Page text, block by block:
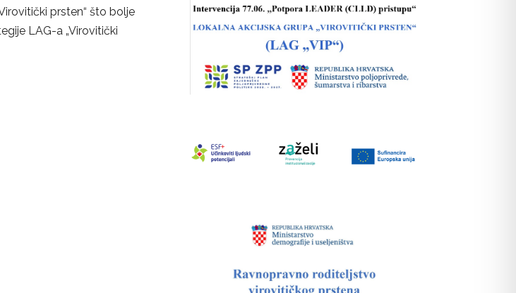
prsten“ što bolje
LAG-a „Virovitički